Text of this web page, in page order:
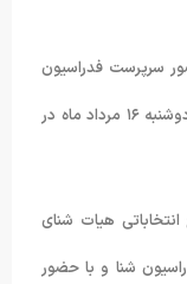
سرپرست فدراسیون
شنا و مدیر کل ورزش و جوانان این استان روز دوشنبه ١۶ مرداد ماه در
هیات شنای
شنا و با حضور